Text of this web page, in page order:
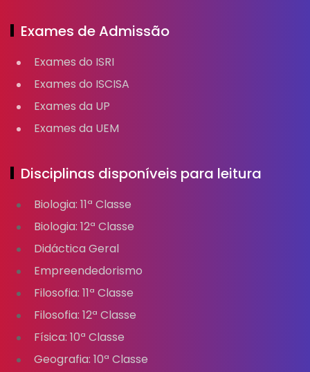
Exames de Admissão
Exames do ISRI
Exames do ISCISA
Exames da UP
Exames da UEM
Disciplinas disponíveis para leitura
Biologia: 11ª Classe
Biologia: 12ª Classe
Didáctica Geral
Empreendedorismo
Filosofia: 11ª Classe
Filosofia: 12ª Classe
Física: 10ª Classe
Geografia: 10ª Classe